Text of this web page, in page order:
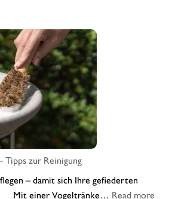
Joghurt-
Smoothie
mit
Fruchtpulver
Tipps zur Reinigung
– damit sich Ihre gefiederten
einer Vogeltränke… Read more